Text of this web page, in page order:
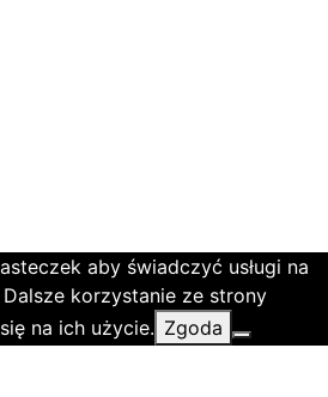
aby świadczyć usługi na
korzystanie ze strony
na ich użycie. Zgoda